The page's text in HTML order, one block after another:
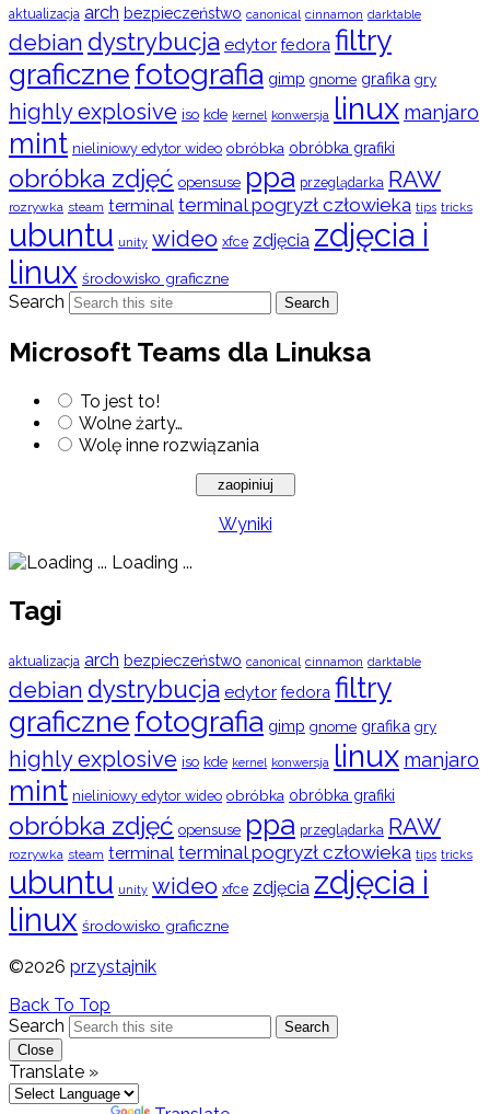
aktualizacja arch bezpieczeństwo canonical cinnamon darktable
debian dystrybucja edytor fedora filtry
graficznefotografia gimp gnome grafika gry
highly explosive iso kde kernel konwersja linux manjaro
mint nieliniowy edytor wideo obróbka obróbka grafiki
obróbka zdjęć opensuse ppa przeglądarka RAW
rozrywka steam terminal terminal pogryzł człowieka tips tricks
ubuntu unity wideo xfce zdjęcia zdjęcia i
linux środowisko graficzne
Search Search
Microsoft Teams dla Linuksa
To jest to!
Wolne żarty…
Wolę inne rozwiązania
Wyniki
Loading ...
Tagi
aktualizacja arch bezpieczeństwo canonical cinnamon darktable
debian dystrybucja edytor fedora filtry
graficznefotografia gimp gnome grafika gry
highly explosive iso kde kernel konwersja linux manjaro
mint nieliniowy edytor wideo obróbka obróbka grafiki
obróbka zdjęć opensuse ppa przeglądarka RAW
rozrywka steam terminal terminal pogryzł człowieka tips tricks
ubuntu unity wideo xfce zdjęcia zdjęcia i
linux środowisko graficzne
©2026 przystajnik
Back To Top
Search
Search
Close
Translate »